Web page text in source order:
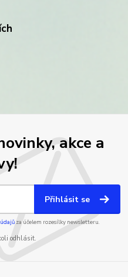
akce a
Přihlásit se
za účelem rozesílky newsletteru.
odhlásit.